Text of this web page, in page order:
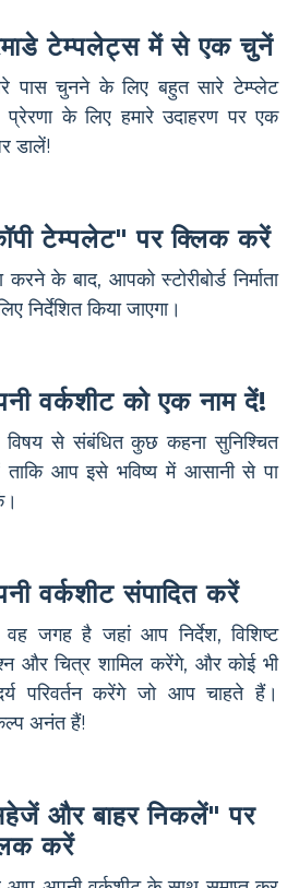
टेम्पलेट्स में से एक चुनें
पास चुनने के लिए बहुत सारे टेम्प्लेट
के लिए हमारे उदाहरण पर एक
डालें!
टेम्पलेट" पर क्लिक करें
करने के बाद, आपको स्टोरीबोर्ड निर्माता
निर्देशित किया जाएगा।
वर्कशीट को एक नाम दें!
से संबंधित कुछ कहना सुनिश्चित
आप इसे भविष्य में आसानी से पा
वर्कशीट संपादित करें
जगह है जहां आप निर्देश, विशिष्ट
और चित्र शामिल करेंगे, और कोई भी
परिवर्तन करेंगे जो आप चाहते हैं।
अनंत हैं!
और बाहर निकलें" पर
करें